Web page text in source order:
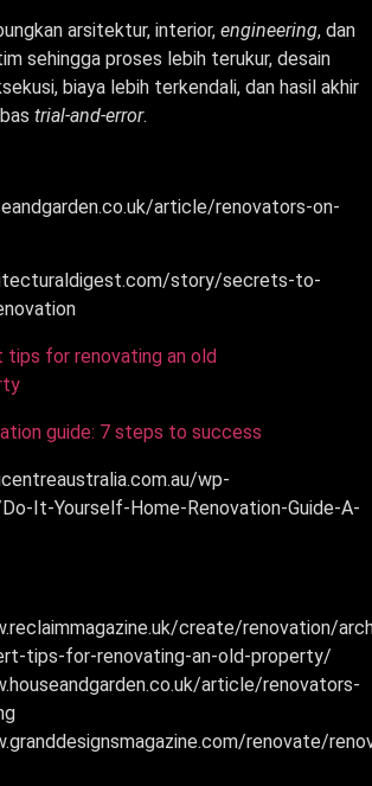
arsitektur, interior, engineering, dan
sehingga proses lebih terukur, desain
biaya lebih terkendali, dan hasil akhir
trial-and-error.
article/renovators-on-
story/secrets-to-
tips for renovating an old
guide: 7 steps to success
wp-
It-Yourself-Home-Renovation-Guide-A-
create/renovation/
tips-for-renovating-an-old-property/
article/renovators-
renovate/